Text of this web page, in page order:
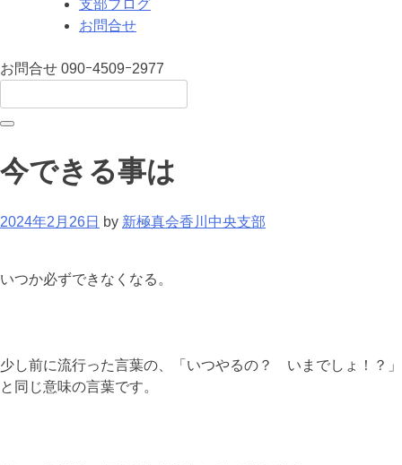
支部ブログ
お問合せ
お問合せ 090ｰ4509ｰ2977
今できる事は
2024年2月26日 by 新極真会香川中央支部
いつか必ずできなくなる。
少し前に流行った言葉の、「いつやるの？ いまでしょ！？」
と同じ意味の言葉です。